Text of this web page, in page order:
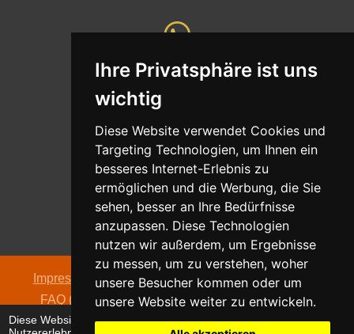
Diese Website verwendet Cookies, um Ihr
Ihre Privatsphäre ist uns
wichtig
Diese Website verwendet Cookies und
Targeting Technologien, um Ihnen ein
besseres Internet-Erlebnis zu
ermöglichen und die Werbung, die Sie
sehen, besser an Ihre Bedürfnisse
anzupassen. Diese Technologien
nutzen wir außerdem, um Ergebnisse
zu messen, um zu verstehen, woher
unsere Besucher kommen oder um
unsere Website weiter zu entwickeln.
Whatsapp
Nachricht senden
Adresse
Oldentruper Straße 104
33604 Bielefeld
Impressum |Datenschutzerklärung|AGB|Kontakt
FAQ (häufig gestellte Fragen)|Hinweispflicht zur
Batterieentsorgung